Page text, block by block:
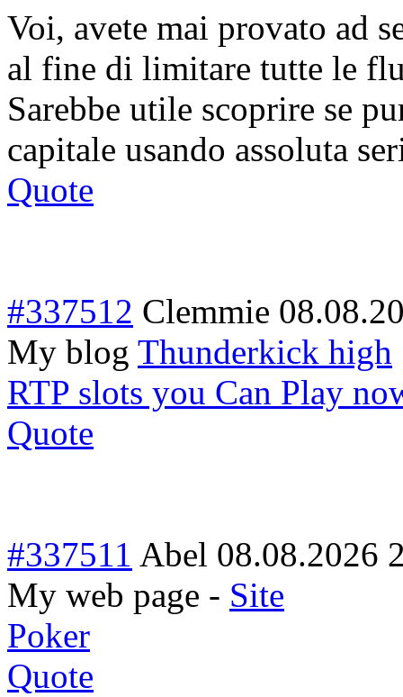
Voi, avete mai provato ad
al fine di limitare tutte le
Sarebbe utile scoprire se
capitale usando assoluta
Quote
#337512 Clemmie
My blog Thunderkick high
RTP slots you Can Play
Quote
#337511 Abel 08.08.2026
My web page - Site
Poker
Quote